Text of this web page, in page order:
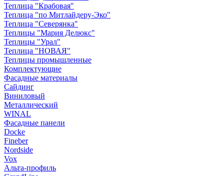
Теплица "Крабовая"
Теплица "по Митлайдеру-Эко"
Теплица "Северянка"
Теплицы "Мария Делюкс"
Теплицы "Урал"
Теплица "НОВАЯ"
Теплицы промышленные
Комплектующие
Фасадные материалы
Сайдинг
Виниловый
Металлический
WINAL
Фасадные панели
Docke
Fineber
Nordside
Vox
Альта-профиль